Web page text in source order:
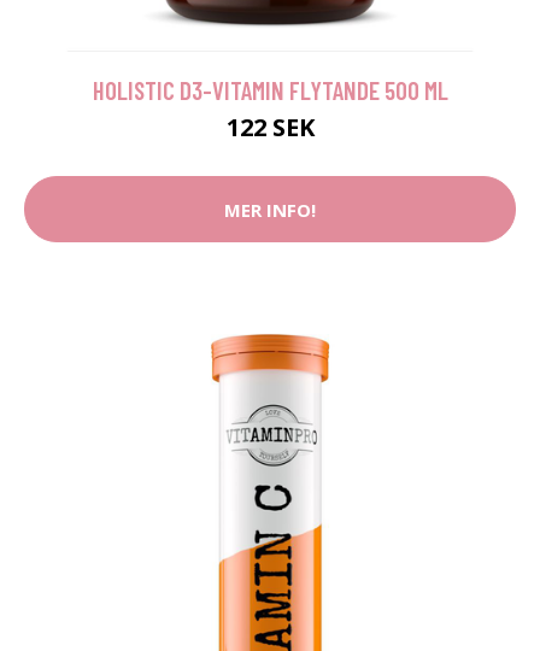
HOLISTIC D3-VITAMIN FLYTANDE 500 ML
122 SEK
MER INFO!